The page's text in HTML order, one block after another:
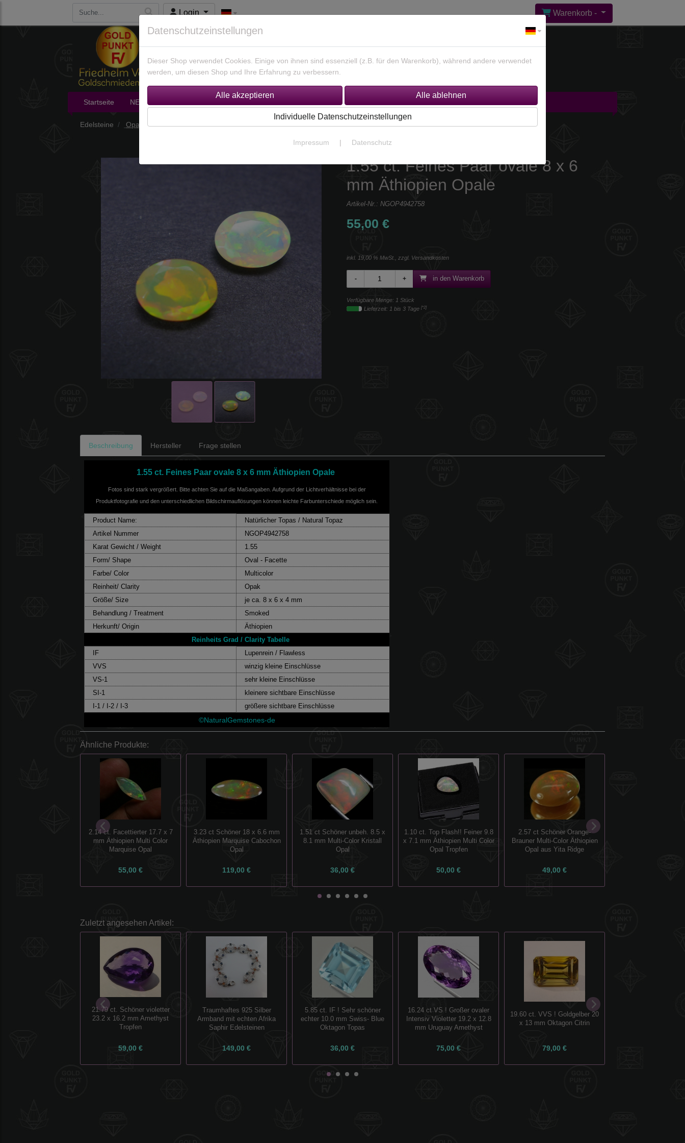
Login Warenkorb -
Startseite NEU im Shop 925 Silber Schmuck Unikate Gold / Silber
Edelsteine Opale
1.55 ct. Feines Paar ovale 8 x 6
mm Äthiopien Opale
Artikel-Nr.: NGOP4942758
55,00 €
inkl. 19,00 % MwSt., zzgl. Versandkosten
in den Warenkorb
Verfügbare Menge: 1 Stück
Lieferzeit: 1 bis 3 Tage [*2]
Beschreibung Hersteller Frage stellen
1.55 ct. Feines Paar ovale 8 x 6 mm Äthiopien Opale
Fotos sind stark vergrößert. Bitte achten Sie auf die Maßangaben. Aufgrund der Lichtverhältnisse bei der
Produktfotografie und den unterschiedlichen Bildschirmauflösungen können leichte Farbunterschiede möglich sein.
Product Name:
Natürlicher Topas / Natural Topaz
Artikel Nummer
NGOP4942758
Karat Gewicht / Weight
1.55
Form/ Shape
Oval - Facette
Farbe/ Color
Multicolor
Reinheit/ Clarity
Opak
Größe/ Size
je ca. 8 x 6 x 4 mm
Behandlung / Treatment
Smoked
Herkunft/ Origin
Äthiopien
Reinheits Grad / Clarity Tabelle
IF
Lupenrein / Flawless
VVS
winzig kleine Einschlüsse
VS-1
sehr kleine Einschlüsse
SI-1
kleinere sichtbare Einschlüsse
I-1 / I-2 / I-3
größere sichtbare Einschlüsse
©NaturalGemstones-de
Ähnliche Produkte:
2.14 ct. Facettierter 17.7 x 7
mm Äthiopien Multi Color
Marquise Opal
55,00 €
3.23 ct Schöner 18 x 6.6 mm
Äthiopien Marquise Cabochon
Opal
119,00 €
1.51 ct Schöner unbeh. 8.5 x
8.1 mm Multi-Color Kristall
Opal
36,00 €
1.10 ct. Top Flash!! Feiner 9.8
x 7.1 mm Äthiopien Multi Color
Opal Tropfen
50,00 €
2.57 ct Schöner Orange-
Brauner Multi-Color Äthiopien
Opal aus Yita Ridge
49,00 €
Zuletzt angesehen Artikel:
21.79 ct. Schöner violetter
23.2 x 16.2 mm Amethyst
Tropfen
59,00 €
Traumhaftes 925 Silber
Armband mit echten Afrika
Saphir Edelsteinen
149,00 €
5.85 ct. IF ! Sehr schöner
echter 10.0 mm Swiss- Blue
Oktagon Topas
36,00 €
16.24 ct VS ! Großer ovaler
Intensiv Violetter 19.2 x 12.8
mm Uruguay Amethyst
75,00 €
19.60 ct. VVS ! Goldgelber 20
x 13 mm Oktagon Citrin
79,00 €
Datenschutzeinstellungen
Dieser Shop verwendet Cookies. Einige von ihnen sind essenziell (z.B. für den Warenkorb), während andere verwendet
werden, um diesen Shop und Ihre Erfahrung zu verbessern.
Individuelle Datenschutzeinstellungen
Impressum | Datenschutz